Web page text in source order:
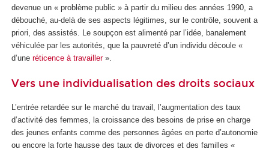
devenue un « problème public » à partir du milieu des années 1990, a
débouché, au-delà de ses aspects légitimes, sur le contrôle, souvent a
priori, des assistés. Le soupçon est alimenté par l’idée, banalement
véhiculée par les autorités, que la pauvreté d’un individu découle «
d’une réticence à travailler».
Vers une individualisation des droits sociaux
L’entrée retardée sur le marché du travail, l’augmentation des taux
d’activité des femmes, la croissance des besoins de prise en charge
des jeunes enfants comme des personnes âgées en perte d’autonomie
ou encore la forte hausse des taux de divorces et des familles «